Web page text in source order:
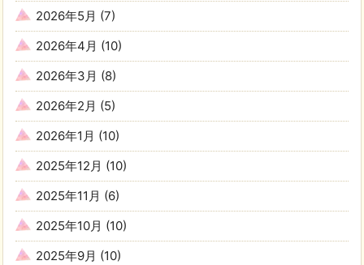
2026年5月 (7)
2026年4月 (10)
2026年3月 (8)
2026年2月 (5)
2026年1月 (10)
2025年12月 (10)
2025年11月 (6)
2025年10月 (10)
2025年9月 (10)